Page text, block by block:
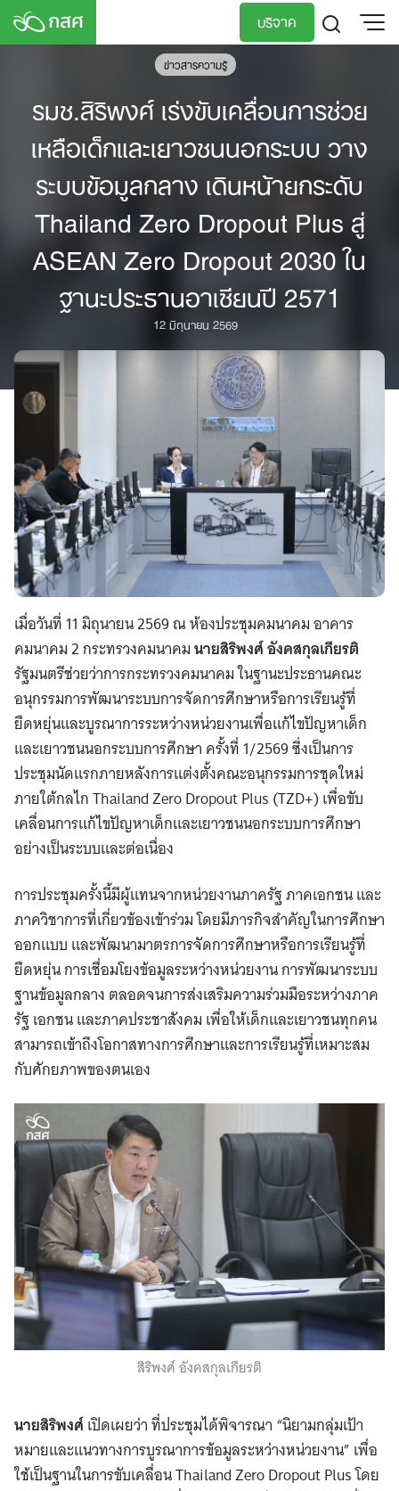
Skip
บริจาค
ข่าวสารความรู้
รมช.สิริพงศ์ เร่งขับเคลื่อนการช่วย
เหลือเด็กและเยาวชนนอกระบบ วาง
ระบบข้อมูลกลาง เดินหน้ายกระดับ
Thailand Zero Dropout Plus สู่
ASEAN Zero Dropout 2030 ใน
ฐานะประธานอาเซียนปี 2571
12 มิถุนายน 2569
เมื่อวันที่ 11 มิถุนายน 2569 ณ ห้องประชุมคมนาคม อาคาร
คมนาคม 2 กระทรวงคมนาคมนายสิริพงศ์ อังคสกุลเกียรติ
รัฐมนตรีช่วยว่าการกระทรวงคมนาคม ในฐานะประธานคณะ
อนุกรรมการพัฒนาระบบการจัดการศึกษาหรือการเรียนรู้ที่
ยืดหยุ่นและบูรณาการระหว่างหน่วยงานเพื่อแก้ไขปัญหาเด็ก
และเยาวชนนอกระบบการศึกษา ครั้งที่ 1/2569 ซึ่งเป็นการ
ประชุมนัดแรกภายหลังการแต่งตั้งคณะอนุกรรมการชุดใหม่
ภายใต้กลไก Thailand Zero Dropout Plus (TZD+) เพื่อขับ
เคลื่อนการแก้ไขปัญหาเด็กและเยาวชนนอกระบบการศึกษา
อย่างเป็นระบบและต่อเนื่อง
การประชุมครั้งนี้มีผู้แทนจากหน่วยงานภาครัฐ ภาคเอกชน และ
ภาควิชาการที่เกี่ยวข้องเข้าร่วม โดยมีภารกิจสำคัญในการศึกษา
ออกแบบ และพัฒนามาตรการจัดการศึกษาหรือการเรียนรู้ที่
ยืดหยุ่น การเชื่อมโยงข้อมูลระหว่างหน่วยงาน การพัฒนาระบบ
ฐานข้อมูลกลาง ตลอดจนการส่งเสริมความร่วมมือระหว่างภาค
รัฐ เอกชน และภาคประชาสังคม เพื่อให้เด็กและเยาวชนทุกคน
สามารถเข้าถึงโอกาสทางการศึกษาและการเรียนรู้ที่เหมาะสม
กับศักยภาพของตนเอง
สิริพงศ์ อังคสกุลเกียรติ
นายสิริพงศ์เปิดเผยว่า ที่ประชุมได้พิจารณา “นิยามกลุ่มเป้า
หมายและแนวทางการบูรณาการข้อมูลระหว่างหน่วยงาน” เพื่อ
ใช้เป็นฐานในการขับเคลื่อน Thailand Zero Dropout Plus โดย